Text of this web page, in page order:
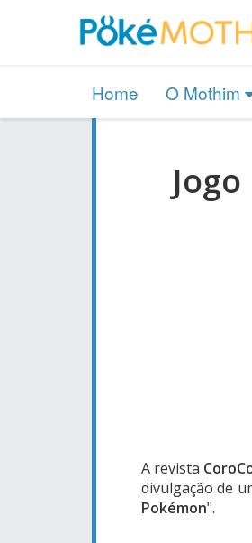
Home O Mothim
A revista
divulgação de
Pokémon".